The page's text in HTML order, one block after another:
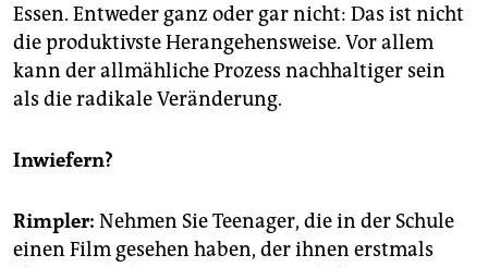
Essen. Entweder ganz oder gar nicht: Das ist nicht
die produktivste Herangehensweise. Vor allem
kann der allmähliche Prozess nachhaltiger sein
als die radikale Veränderung.
Inwiefern?
Rimpler: Nehmen Sie Teenager, die in der Schule
einen Film gesehen haben, der ihnen erstmals